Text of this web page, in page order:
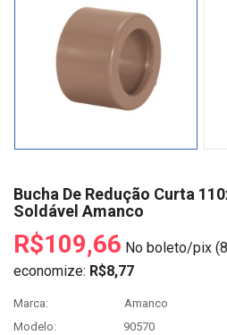
Bucha De Redução Curta
Soldável Amanco
R$109,66 No boleto/pix
economize: R$8,77
Marca:
Amanco
Modelo:
90570